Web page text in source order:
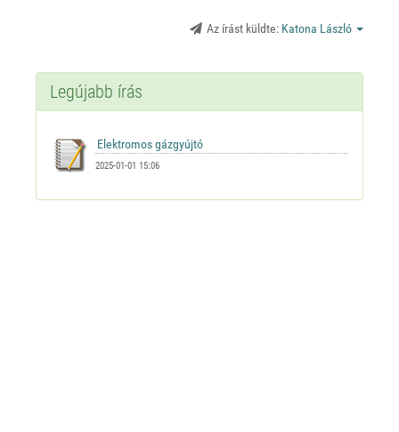
Az írást küldte: Katona László
Legújabb írás
2025-01-01 15:06